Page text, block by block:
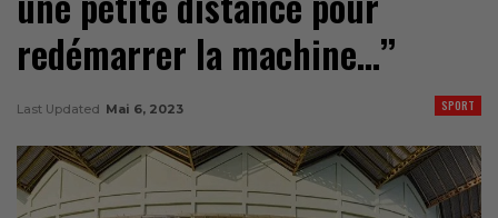
redémarrer la machine…’’
SPORT
Last Updated Mai 6, 2023